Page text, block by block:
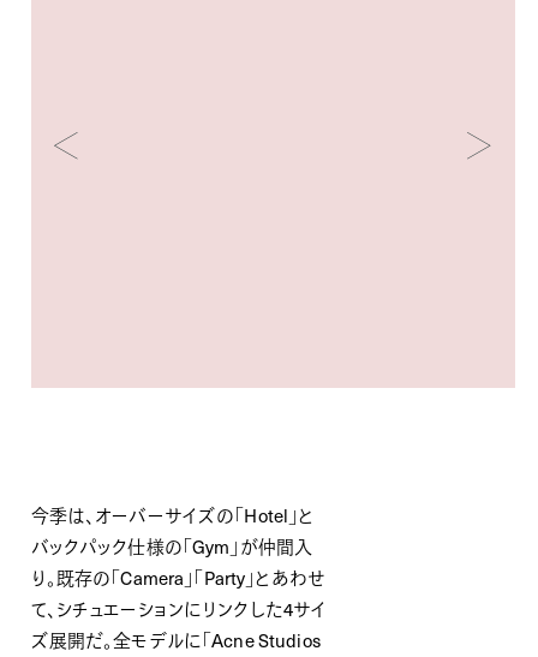
今季は、オーバーサイズの「Hotel」と
バックパック仕様の「Gym」が仲間入
り。既存の「Camera」「Party」とあわせ
て、シチュエーションにリンクした4サイ
ズ展開だ。全モデルに「Acne Studios